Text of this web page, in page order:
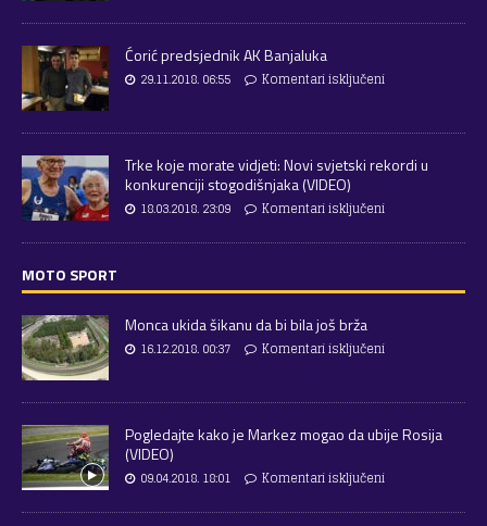
Ćorić predsjednik AK Banjaluka
29.11.2018. 06:55 Komentari isključeni
Trke koje morate vidjeti: Novi svjetski rekordi u
konkurenciji stogodišnjaka (VIDEO)
18.03.2018. 23:09 Komentari isključeni
MOTO SPORT
Monca ukida šikanu da bi bila još brža
16.12.2018. 00:37 Komentari isključeni
Pogledajte kako je Markez mogao da ubije Rosija
(VIDEO)
09.04.2018. 18:01 Komentari isključeni